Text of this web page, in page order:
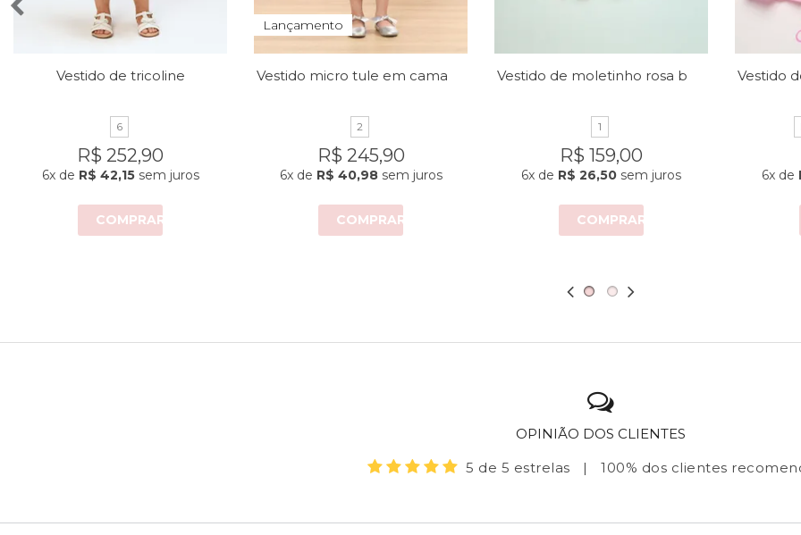
Vestido de tricoline
6
R$ 252,90
6xde R$ 42,15sem juros
COMPRAR
Lançamento
2
R$ 245,90
6xde R$ 40,98sem juros
COMPRAR
1
R$ 159,00
6x de R$ 26,50 sem juros
COMPRAR
6x de
OPINIÃO DOS CLIENTES
5 de 5 estrelas
| 100% dos clientes